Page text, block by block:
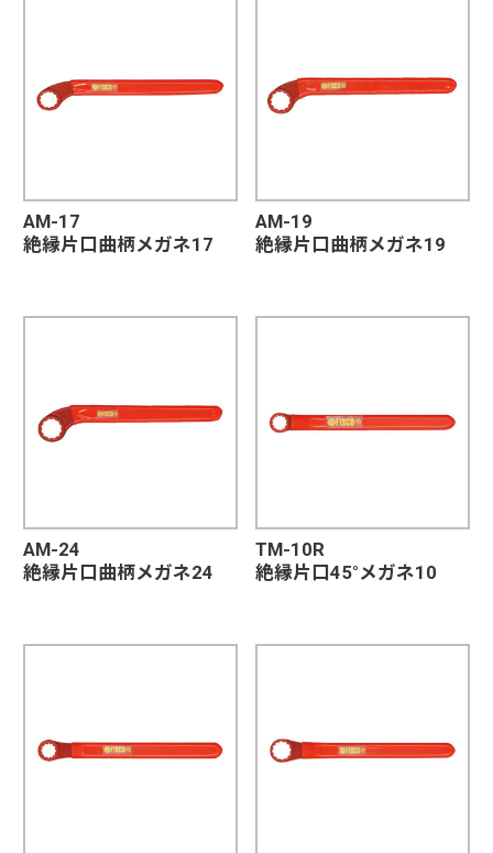
AM-17
絶縁片口曲柄メガネ17
AM-19
絶縁片口曲柄メガネ19
AM-24
絶縁片口曲柄メガネ24
TM-10R
絶縁片口45°メガネ10